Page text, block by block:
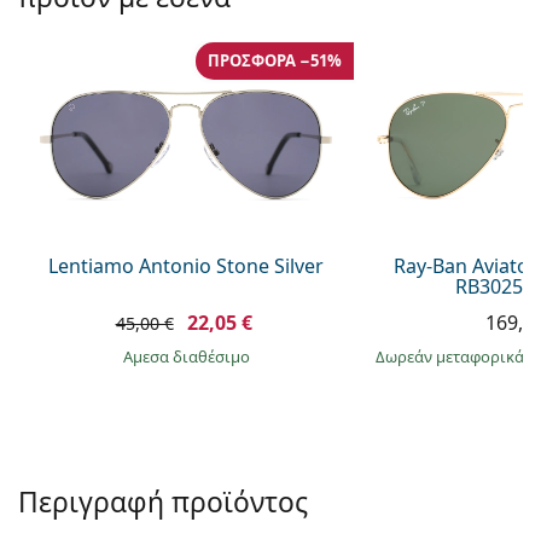
Persol
Όλες οι μάρκες
Lentiamo Antonio Stone Silver
ΠΡΟΣΦΟΡΆ −51%
45,00 € 22,05 €
άμεσα διαθέσιμο
Ray-Ban
RB3025
Δωρεάν μεταφορικά
Περιγραφή προϊόντος